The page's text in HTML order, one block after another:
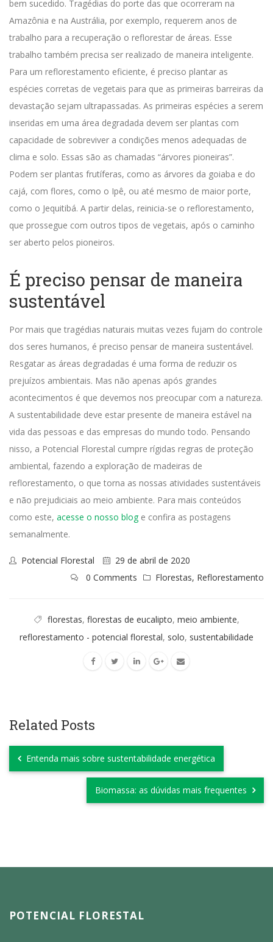
bem sucedido. Tragédias do porte das que ocorreram na
Amazônia e na Austrália, por exemplo, requerem anos de
trabalho para a recuperação o reflorestar de áreas. Esse
trabalho também precisa ser realizado de maneira inteligente.
Para um reflorestamento eficiente, é preciso plantar as
espécies corretas de vegetais para que as primeiras barreiras da
devastação sejam ultrapassadas. As primeiras espécies a serem
inseridas em uma área degradada devem ser plantas com
capacidade de sobreviver a condições menos adequadas de
clima e solo. Essas são as chamadas “árvores pioneiras”.
Podem ser plantas frutíferas, como as árvores da goiaba e do
cajá, com flores, como o Ipê, ou até mesmo de maior porte,
como o Jequitibá. A partir delas, reinicia-se o reflorestamento,
que prossegue com outros tipos de vegetais, após o caminho
ser aberto pelos pioneiros.
É preciso pensar de maneira
sustentável
Por mais que tragédias naturais muitas vezes fujam do controle
dos seres humanos, é preciso pensar de maneira sustentável.
Resgatar as áreas degradadas é uma forma de reduzir os
prejuízos ambientais. Mas não apenas após grandes
acontecimentos é que devemos nos preocupar com a natureza.
A sustentabilidade deve estar presente de maneira estável na
vida das pessoas e das empresas do mundo todo. Pensando
nisso, a Potencial Florestal cumpre rígidas regras de proteção
ambiental, fazendo a exploração de madeiras de
reflorestamento, o que torna as nossas atividades sustentáveis
e não prejudiciais ao meio ambiente. Para mais conteúdos
como este, acesse o nosso bloge confira as postagens
semanalmente.
Potencial Florestal
29 de abril de 2020
Florestas, Reflorestamento
0 Comments
florestas, florestas de eucalipto, meio ambiente,
reflorestamento - potencial florestal, solo, sustentabilidade
Related Posts
Entenda mais sobre sustentabilidade energética
Biomassa: as dúvidas mais frequentes
POTENCIAL FLORESTAL